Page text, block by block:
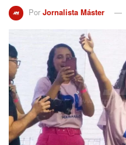
Por Jornalista Máster